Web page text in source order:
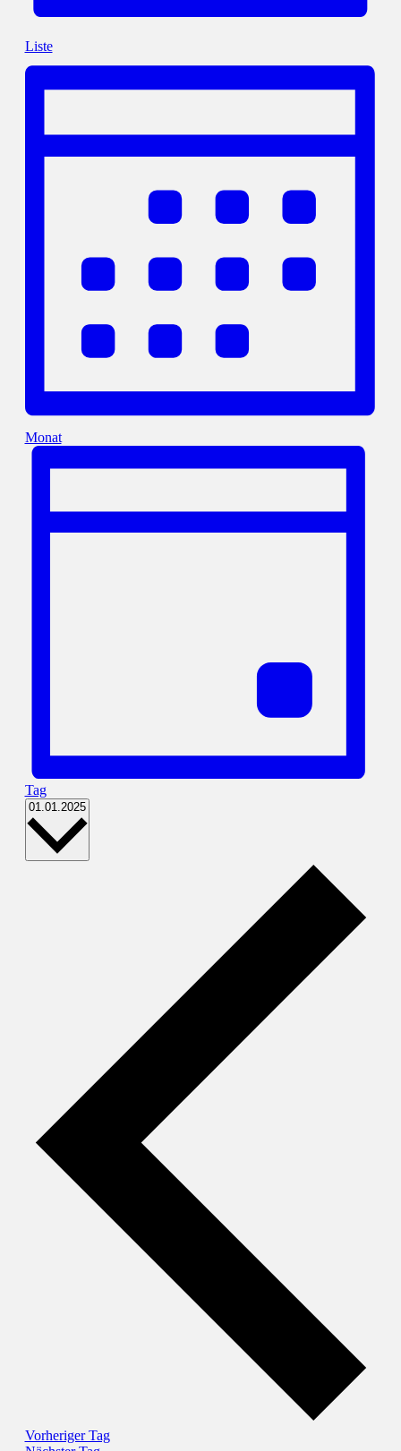
Liste
Monat
Tag
01.01.2025 Datum
Vorheriger Tag